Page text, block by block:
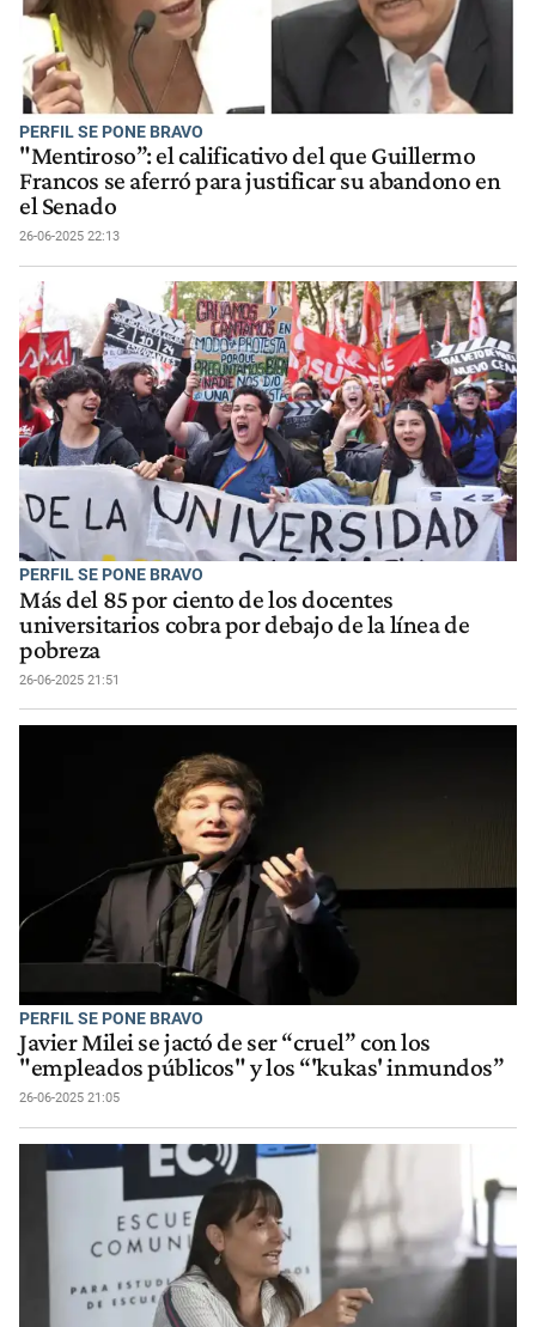
PERFIL SE PONE BRAVO
"Mentiroso”: el calificativo del que Guillermo
Francos se aferró para justificar su abandono en
el Senado
26-06-2025 22:13
PERFIL SE PONE BRAVO
Más del 85 por ciento de los docentes
universitarios cobra por debajo de la línea de
pobreza
26-06-2025 21:51
PERFIL SE PONE BRAVO
Javier Milei se jactó de ser “cruel” con los
"empleados públicos" y los “'kukas' inmundos”
26-06-2025 21:05